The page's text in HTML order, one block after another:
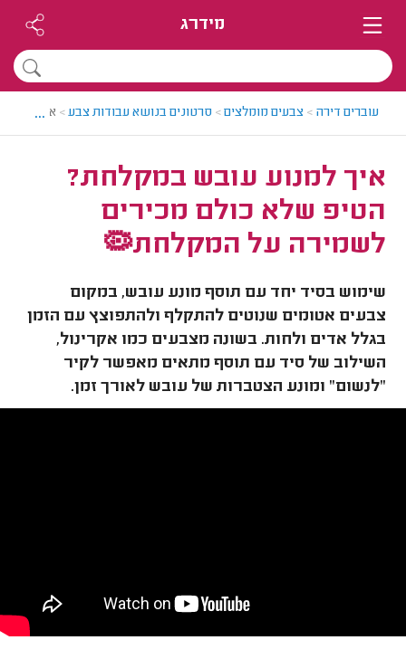
מידרג
עוברים דירה > צבעים מומלצים> סרטונים בנושא עבודות צבע> איך
...
איך למנוע עובש במקלחת?
הטיפ שלא כולם מכירים
לשמירה על המקלחת🦠
שימוש בסיד יחד עם תוסף מונע עובש, במקום
צבעים אטומים שנוטים להתקלף ולהתפוצץ עם הזמן
בגלל אדים ולחות. בשונה מצבעים כמו אקרינול,
השילוב של סיד עם תוסף מתאים מאפשר לקיר
"לנשום" ומונע הצטברות של עובש לאורך זמן.